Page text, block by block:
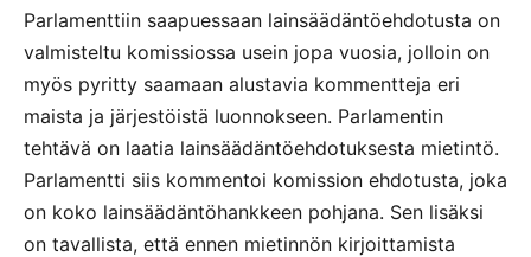
Parlamenttiin saapuessaan lainsäädäntöehdotusta on
valmisteltu komissiossa usein jopa vuosia, jolloin on
myös pyritty saamaan alustavia kommentteja eri
maista ja järjestöistä luonnokseen. Parlamentin
tehtävä on laatia lainsäädäntöehdotuksesta mietintö.
Parlamentti siis kommentoi komission ehdotusta, joka
on koko lainsäädäntöhankkeen pohjana. Sen lisäksi
on tavallista, että ennen mietinnön kirjoittamista